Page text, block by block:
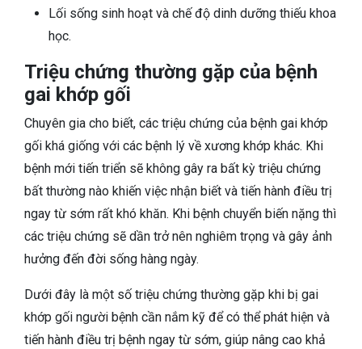
Lối sống sinh hoạt và chế độ dinh dưỡng thiếu khoa
học.
Triệu chứng thường gặp của bệnh
gai khớp gối
Chuyên gia cho biết, các triệu chứng của bệnh gai khớp
gối khá giống với các bệnh lý về xương khớp khác. Khi
bệnh mới tiến triển sẽ không gây ra bất kỳ triệu chứng
bất thường nào khiến việc nhận biết và tiến hành điều trị
ngay từ sớm rất khó khăn. Khi bệnh chuyển biến nặng thì
các triệu chứng sẽ dần trở nên nghiêm trọng và gây ảnh
hưởng đến đời sống hàng ngày.
Dưới đây là một số triệu chứng thường gặp khi bị gai
khớp gối người bệnh cần nắm kỹ để có thể phát hiện và
tiến hành điều trị bệnh ngay từ sớm, giúp nâng cao khả